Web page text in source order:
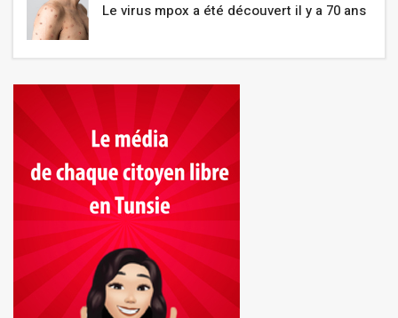
Le virus mpox a été découvert il y a 70 ans